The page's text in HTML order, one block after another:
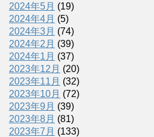
2024年5月 (19)
2024年4月 (5)
2024年3月 (74)
2024年2月 (39)
2024年1月 (37)
2023年12月 (20)
2023年11月 (32)
2023年10月 (72)
2023年9月 (39)
2023年8月 (81)
2023年7月 (133)